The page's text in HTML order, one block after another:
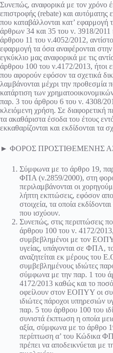
Συνεπώς, αναφορικά με τον χρόνο
επιστροφής (rebate) και αυτόματης
που καταβάλλονται κατ’ εφαρμογή
άρθρων 34 και 35 του ν. 3918/2011
άρθρου 11 του ν.4052/2012,
εφαρμογή τα όσα αναφέρονται
εγκύκλιο μας αναφορικά με τις
άρθρου 100 του ν.4172/2013, ήτοι
που αφορούν εφόσον τα σχετικά
λαμβάνονται μέχρι την προθεσμία
κατάρτιση των
παρ. 3 του άρθρου 6 του ν. 4308/
κλειόμενη χρήση. Σε διαφορετική
τα ακαθάριστα έσοδα του έτους
εκκαθαρίζονται και εκδίδονται τα
► ΦΟΡΟΣ ΠΡΟΣΤΙΘΕΜΕΝΗΣ
Σύμφωνα με το άρθρο 19,
ΦΠΑ (ν.2859/2000), στη
περιλαμβάνονται οι
λήπτη εκπτώσεις, εφόσον
στοιχεία, τα οποία
που ισχύουν.
Συνεπώς, στις περιπτώσεις
άρθρου 100 του ν. 4172/
συμβεβλημένοι με τον
υγείας, υπάγονται σε ΦΠΑ,
αναζητείται εκ μέρους του
συμβεβλημένους ιδιώτες
σύμφωνα με την παρ. 1 του
4172/2013 καθώς και το
οφείλουν στον ΕΟΠΥΥ οι
ιδιώτες πάροχοι υπηρεσιών
παρ. 5 του άρθρου 100 του
συνιστά έκπτωση η οποία
αξία, σύμφωνα με το άρθρο
περίπτωση α’ του Κώδικα
πρέπει να αποδεικνύεται με